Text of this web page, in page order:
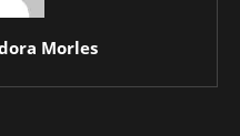
Morles